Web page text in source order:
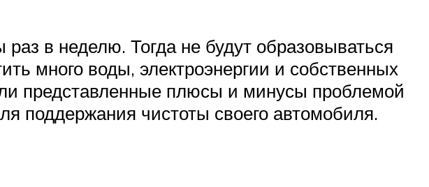
в неделю. Тогда не будут образовываться
много воды, электроэнергии и собственных
представленные плюсы и минусы проблемой
поддержания чистоты своего автомобиля.